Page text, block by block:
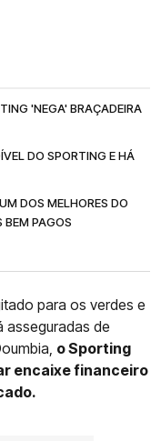
'NEGA' BRAÇADEIRA
DO SPORTING E HÁ
DOS MELHORES DO
PAGOS
para os verdes e
de
o Sporting
encaixe financeiro